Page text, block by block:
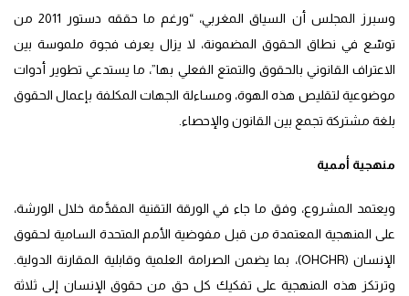
وسبرز المجلس أن السياق المغربي، “ورغم ما حققه دستور 2011 من
توسّع في نطاق الحقوق المضمونة، لا يزال يعرف فجوة ملموسة بين
الاعتراف القانوني بالحقوق والتمتع الفعلي بها”، ما يستدعي تطوير أدوات
موضوعية لتقليص هذه الهوة، ومساءلة الجهات المكلفة بإعمال الحقوق
بلغة مشتركة تجمع بين القانون والإحصاء.
منهجية أممية
ويعتمد المشروع، وفق ما جاء في الورقة التقنية المقدَّمة خلال الورشة،
على المنهجية المعتمدة من قبل مفوضية الأمم المتحدة السامية لحقوق
الإنسان (OHCHR)، بما يضمن الصرامة العلمية وقابلية المقارنة الدولية.
وترتكز هذه المنهجية على تفكيك كل حق من حقوق الإنسان إلى ثلاثة